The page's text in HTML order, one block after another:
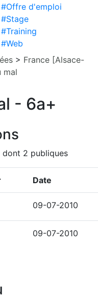
#Offre d'emploi
#Stage
#Training
#Web
> France [Alsace-
mal
- 6a+
dont 2 publiques
Date
09-07-2010
09-07-2010